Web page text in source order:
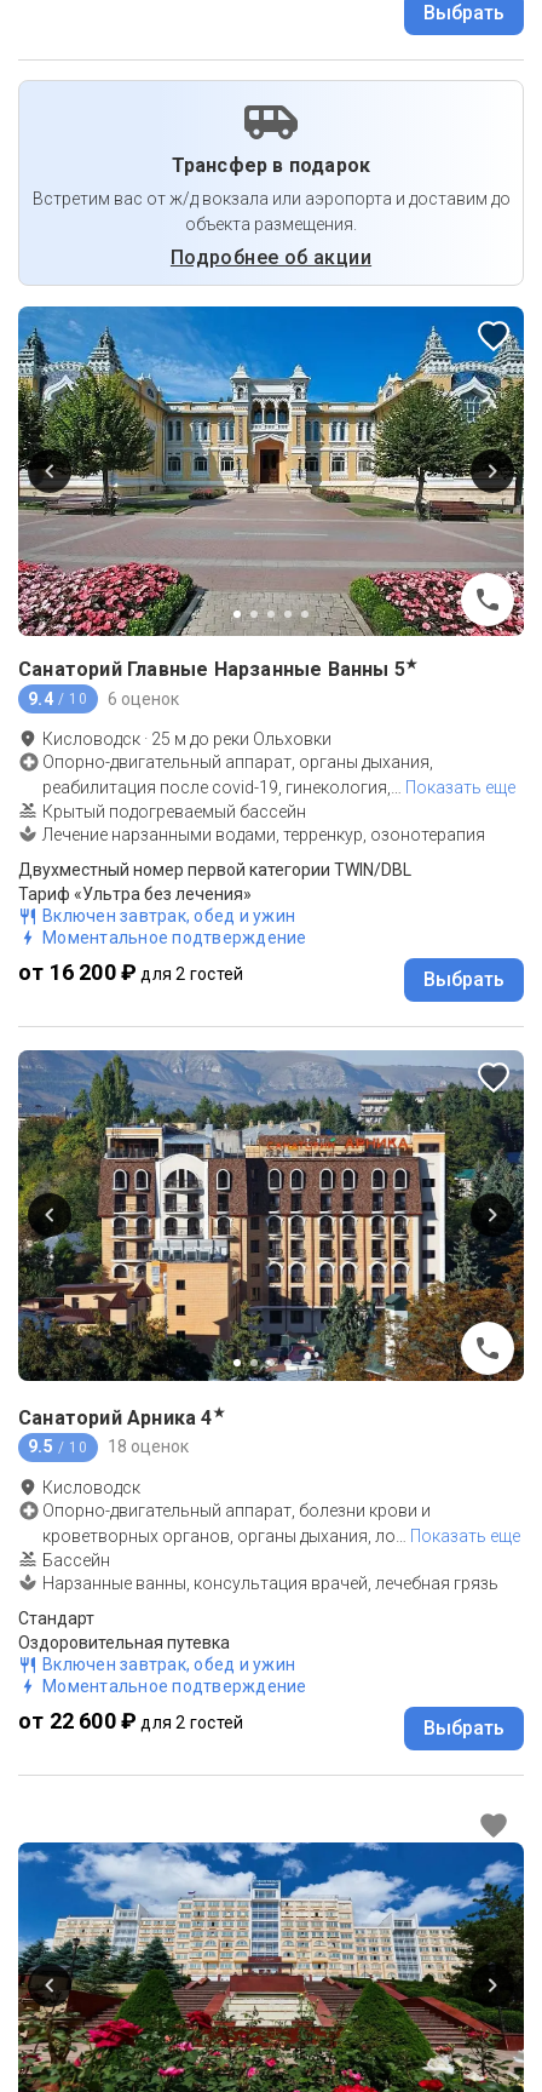
Выбрать
Трансфер в подарок
Встретим вас от ж/д вокзала или аэропорта и доставим до
объекта размещения.
Подробнее об акции
Санаторий Главные Нарзанные Ванны 5★
9.4 / 10 6 оценок
Кисловодск · 25 м до реки Ольховки
Опорно-двигательный аппарат, органы дыхания,
реабилитация после covid-19, гинекология,
Показать еще
Крытый подогреваемый бассейн
Лечение нарзанными водами, терренкур, озонотерапия
Двухместный номер первой категории TWIN/DBL
Тариф «Ультра без лечения»
Включен завтрак, обед и ужин
Моментальное подтверждение
от 16 200 ₽ для 2 гостей Выбрать
Санаторий Арника 4★
9.5 / 10 18 оценок
Кисловодск
Опорно-двигательный аппарат, болезни крови и
кроветворных органов, органы дыхания, ло
Показать еще
Бассейн
Нарзанные ванны, консультация врачей, лечебная грязь
Стандарт
Оздоровительная путевка
Включен завтрак, обед и ужин
Моментальное подтверждение
от 22 600 ₽ для 2 гостей Выбрать